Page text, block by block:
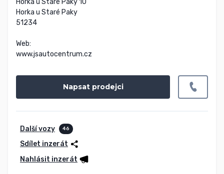
Horka u Staré Paky
51234
Web:
www.jsautocentrum.cz
Napsat prodejci
Další vozy 46
Sdílet inzerát
Nahlásit inzerát